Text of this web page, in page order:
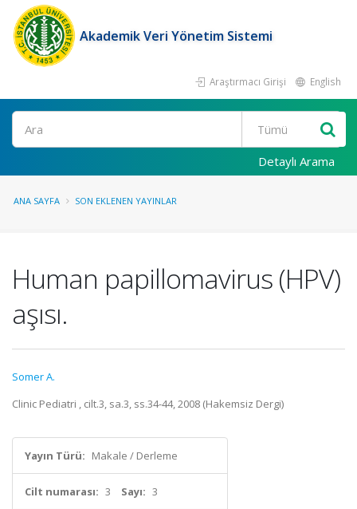
Akademik Veri Yönetim Sistemi
Araştırmacı Girişi English
Ara
Detaylı Arama
ANA SAYFA SON EKLENEN YAYINLAR
Human papillomavirus (HPV)
aşısı.
Somer A.
Clinic Pediatri , cilt.3, sa.3, ss.34-44, 2008 (Hakemsiz Dergi)
Yayın Türü: Makale / Derleme
Cilt numarası: 3 Sayı: 3